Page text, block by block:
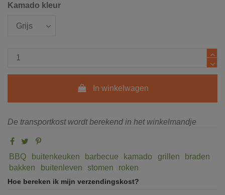
Kamado kleur
In winkelwagen
De transportkost wordt berekend in het winkelmandje
BBQ buitenkeuken barbecue kamado grillen
braden
bakken
buitenleven stomen roken
Hoe bereken ik mijn verzendingskost?